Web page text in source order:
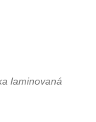
laminovaná